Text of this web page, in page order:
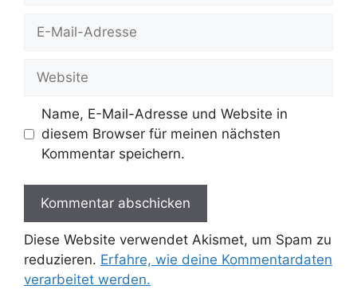
Website
Name, E-Mail-Adresse und Website in
diesem Browser für meinen nächsten
Kommentar speichern.
Diese Website verwendet Akismet, um Spam zu
reduzieren. Erfahre, wie deine Kommentardaten
verarbeitet werden.